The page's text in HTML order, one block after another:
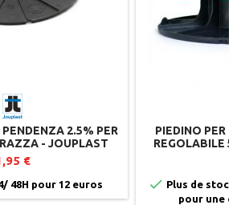
2.5% PER
- JOUPLAST
€
48H pour 12 euros
PIEDINO PER
REGOLABILE
 Plus de stock
pour une